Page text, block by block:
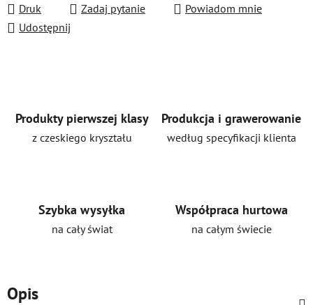
Druk Zadaj pytanie
Powiadom mnie
Udostępnij
Produkty pierwszej klasy
z czeskiego kryształu
Produkcja i grawerowanie
według specyfikacji klienta
Szybka wysyłka
na cały świat
Współpraca hurtowa
na całym świecie
Opis